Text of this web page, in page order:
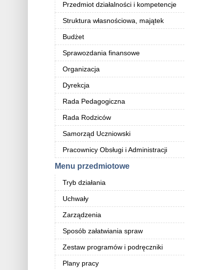
Przedmiot działalności i kompetencje
Struktura własnościowa, majątek
Budżet
Sprawozdania finansowe
Organizacja
Dyrekcja
Rada Pedagogiczna
Rada Rodziców
Samorząd Uczniowski
Pracownicy Obsługi i Administracji
Menu przedmiotowe
Tryb działania
Uchwały
Zarządzenia
Sposób załatwiania spraw
Zestaw programów i podręczniki
Plany pracy